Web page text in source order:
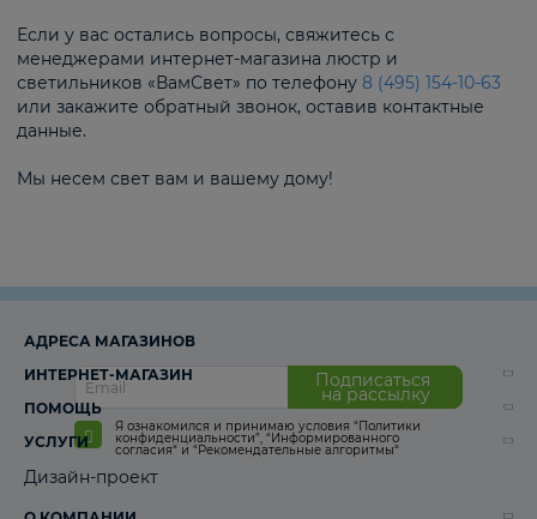
Если у вас остались вопросы, свяжитесь с
менеджерами интернет-магазина люстр и
светильников «ВамСвет» по телефону 8 (495) 154-10-63
или закажите обратный звонок, оставив контактные
данные.
Мы несем свет вам и вашему дому!
Подписаться
на рассылку
Я ознакомился и принимаю условия “Политики
конфиденциальности”, “Информированного
согласия“ и “Рекомендательные алгоритмы“
АДРЕСА МАГАЗИНОВ
ИНТЕРНЕТ-МАГАЗИН
ПОМОЩЬ
УСЛУГИ
Дизайн-проект